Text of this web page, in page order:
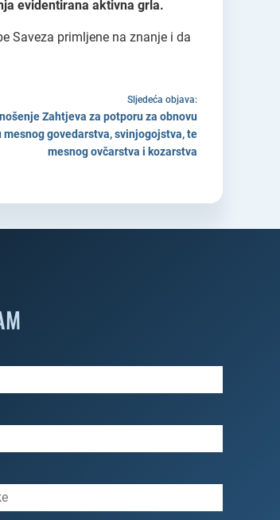
evidentirana aktivna grla.
Saveza primljene na znanje i da
Sljedeća objava:
Zahtjeva za potporu za obnovu
govedarstva, svinjogojstva, te
mesnog ovčarstva i kozarstva